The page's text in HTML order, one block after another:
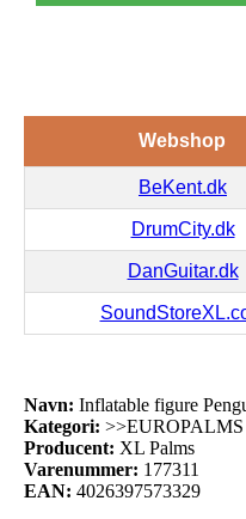
Webshop
BeKent.dk
DrumCity.dk
DanGuitar.dk
Navn: Inflatable figure
Kategori: >>EUROPALMS
Producent: XL Palms
Varenummer: 177311
EAN: 4026397573329